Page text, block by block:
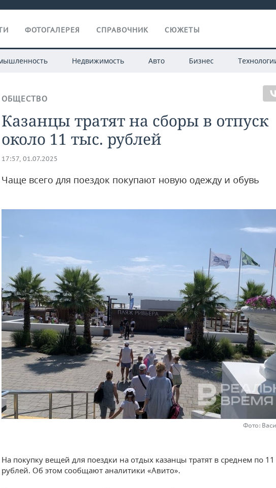
ФОТОГАЛЕРЕЯ СПРАВОЧНИК СЮЖЕТЫ
Недвижимость Авто Бизнес
ОБЩЕСТВО
Казанцы тратят на сборы в отпуск
около 11 тыс. рублей
17:57, 01.07.2025
Чаще всего для поездок покупают новую одежду и обувь
Фото:
На покупку вещей для поездки на отдых казанцы тратят в среднем по 11
рублей. Об этом сообщают аналитики «Авито».